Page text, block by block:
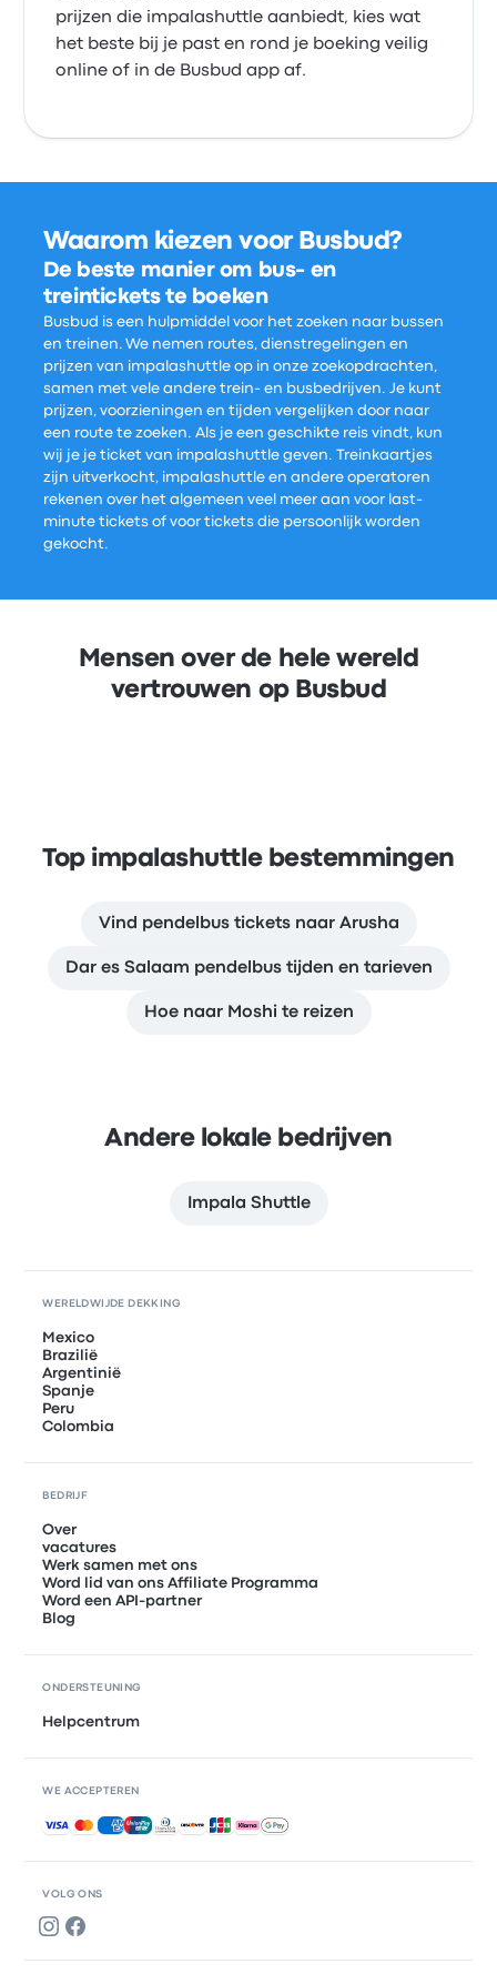
prijzen die impalashuttle aanbiedt, kies wat
het beste bij je past en rond je boeking veilig
online of in de Busbud app af.
Waarom kiezen voor Busbud?
De beste manier om bus- en
treintickets te boeken
Busbud is een hulpmiddel voor het zoeken naar bussen
en treinen. We nemen routes, dienstregelingen en
prijzen van impalashuttle op in onze zoekopdrachten,
samen met vele andere trein- en busbedrijven. Je kunt
prijzen, voorzieningen en tijden vergelijken door naar
een route te zoeken. Als je een geschikte reis vindt, kun
wij je je ticket van impalashuttle geven. Treinkaartjes
zijn uitverkocht, impalashuttle en andere operatoren
rekenen over het algemeen veel meer aan voor last-
minute tickets of voor tickets die persoonlijk worden
gekocht.
Mensen over de hele wereld
vertrouwen op Busbud
Top impalashuttle bestemmingen
Vind pendelbus tickets naar Arusha
Dar es Salaam pendelbus tijden en tarieven
Hoe naar Moshi te reizen
Andere lokale bedrijven
Impala Shuttle
VOLG ONS
WERELDWIJDE DEKKING
Mexico
Brazilië
Argentinië
Spanje
Peru
Colombia
BEDRIJF
Over
vacatures
Werk samen met ons
Word lid van ons Affiliate Programma
Word een API-partner
Blog
ONDERSTEUNING
Helpcentrum
WE ACCEPTEREN
Geaccepteerde betalingen